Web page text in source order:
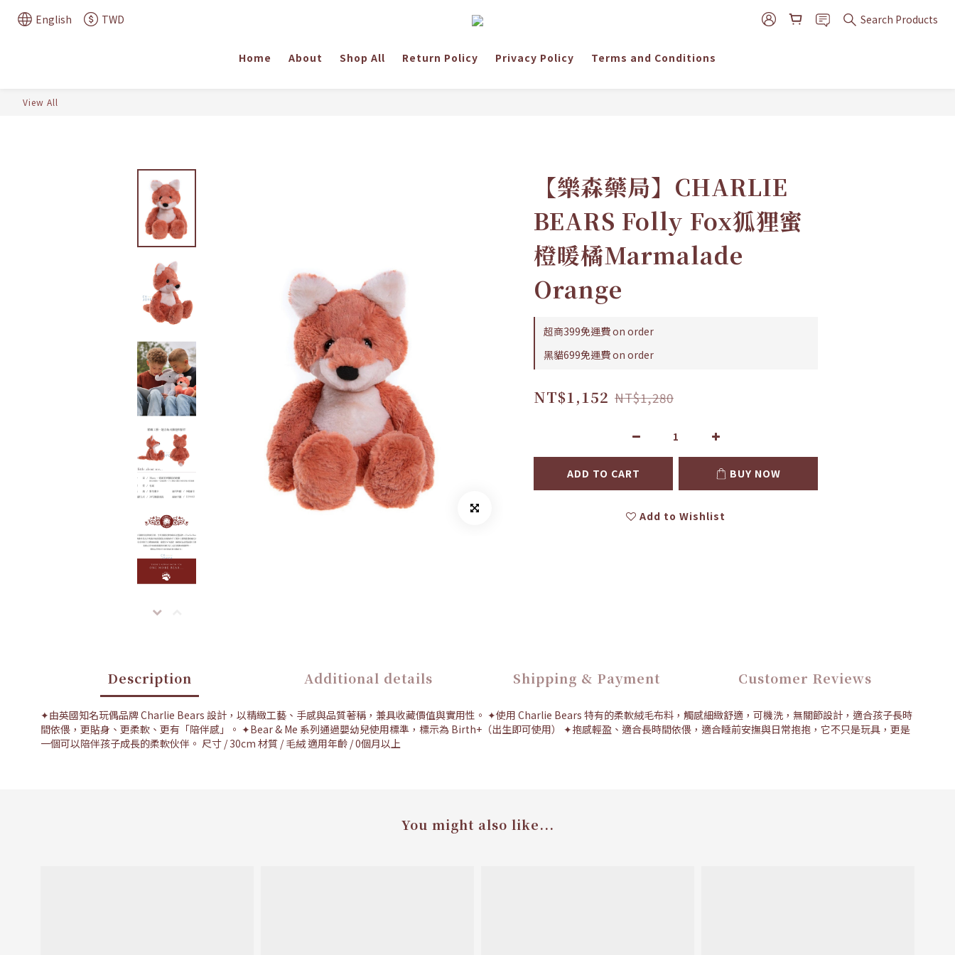
English TWD Search Products
Home About Shop All Return Policy Privacy Policy Terms and Conditions
View All
【樂森藥局】CHARLIE
BEARS Folly Fox狐狸蜜
橙暖橘Marmalade
Orange
超商399免運費 on order
黑貓699免運費 on order
NT$1,152 NT$1,280
ADD TO CART BUY NOW
Add to Wishlist
Description Additional details Shipping & Payment Customer Reviews
✦由英國知名玩偶品牌 Charlie Bears 設計，以精緻工藝、手感與品質著稱，兼具收藏價值與實用性。 ✦使用 Charlie Bears 特有的柔軟絨毛布料，觸感細緻舒適，可機洗，無關節設計，適合孩子長時
間依偎，更貼身、更柔軟、更有「陪伴感」。 ✦Bear & Me 系列通過嬰幼兒使用標準，標示為 Birth+（出生即可使用） ✦抱感輕盈、適合長時間依偎，適合睡前安撫與日常抱抱，它不只是玩具，更是
一個可以陪伴孩子成長的柔軟伙伴。 尺寸 / 30cm 材質 / 毛絨 適用年齡 / 0個月以上
You might also like...